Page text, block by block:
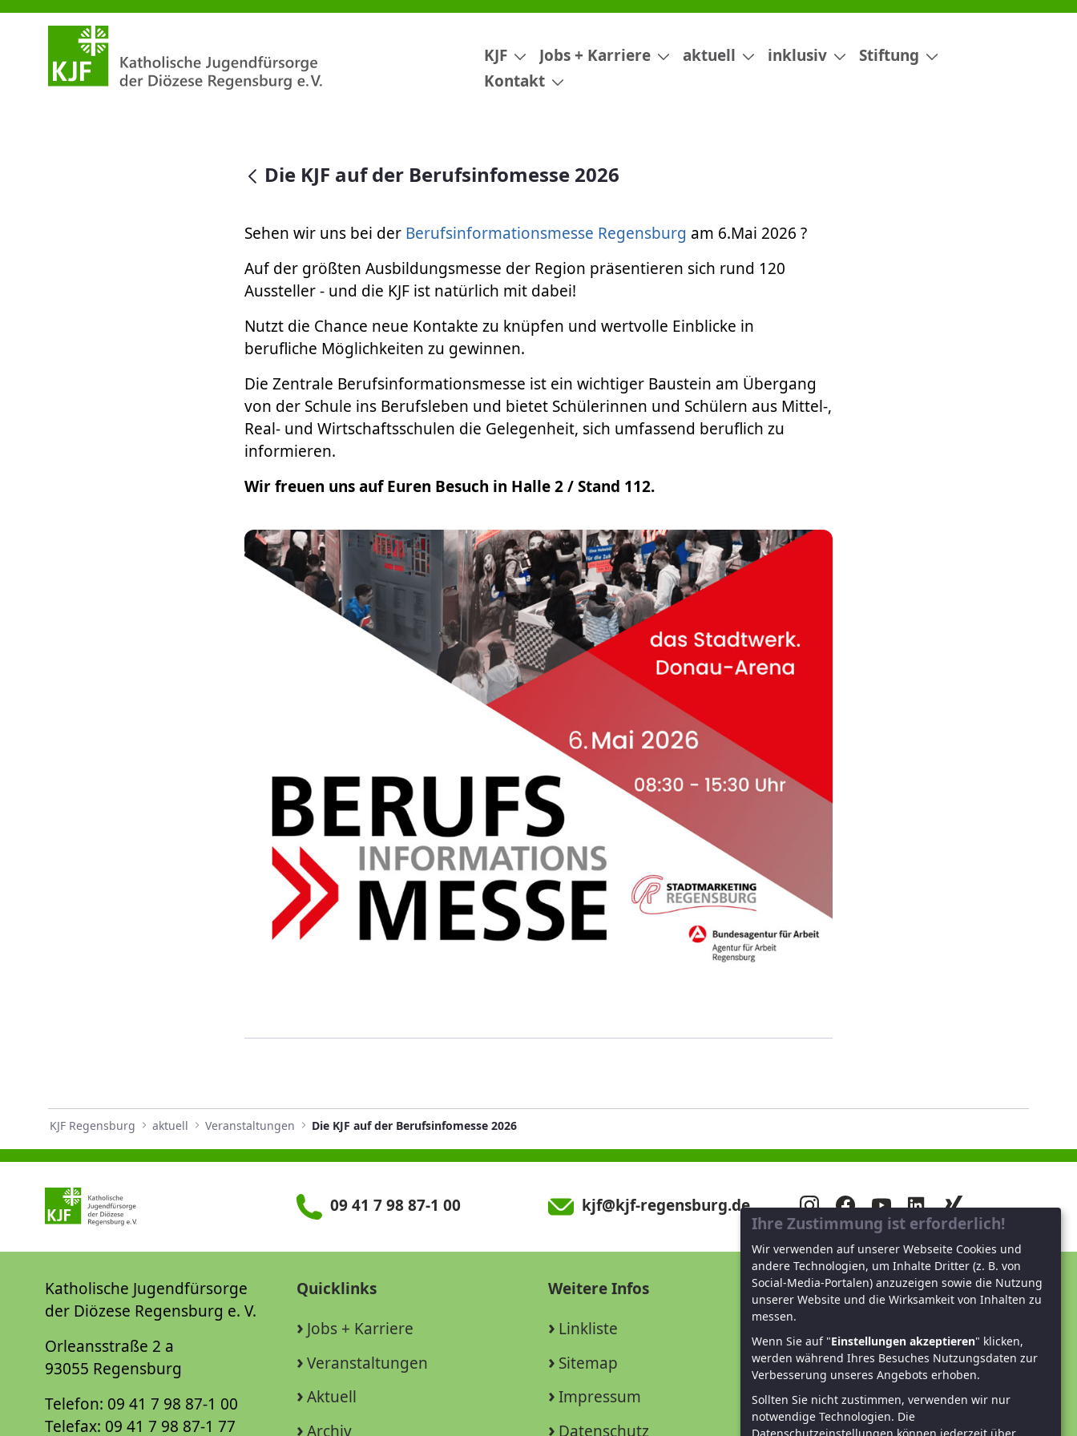
Die KJF auf der Berufsinfomesse 2026
KJF Jobs + Karriere aktuell inklusiv
Stiftung
Kontakt
null
Die KJF auf der Berufsinfomesse 2026
Sehen wir uns bei der Berufsinformationsmesse Regensburg am 6.Mai 2026 ?
Auf der größten Ausbildungsmesse der Region präsentieren sich rund 120
Aussteller - und die KJF ist natürlich mit dabei!
Nutzt die Chance neue Kontakte zu knüpfen und wertvolle Einblicke in
berufliche Möglichkeiten zu gewinnen.
Die Zentrale Berufsinformationsmesse ist ein wichtiger Baustein am Übergang
von der Schule ins Berufsleben und bietet Schülerinnen und Schülern aus Mittel-,
Real- und Wirtschaftsschulen die Gelegenheit, sich umfassend beruflich zu
informieren.
Wir freuen uns auf Euren Besuch in Halle 2 / Stand 112.
KJF Regensburg aktuell Veranstaltungen Die KJF auf der Berufsinfomesse 2026
09 41 7 98 87-1 00 kjf@kjf-regensburg.de
Katholische Jugendfürsorge
der Diözese Regensburg e. V.
Orleansstraße 2 a
93055 Regensburg
Telefon: 09 41 7 98 87-1 00
Telefax: 09 41 7 98 87-1 77
Quicklinks
Jobs + Karriere
Veranstaltungen
Aktuell
Archiv
Weitere Infos
Linkliste
Sitemap
Impressum
Datenschutz
Unterstützen Sie uns!
Spenden und helfen
Ihre Zustimmung ist erforderlich!
Wir verwenden auf unserer Webseite Cookies und
andere Technologien, um Inhalte Dritter (z. B. von
Social-Media-Portalen) anzuzeigen sowie die Nutzung
unserer Website und die Wirksamkeit von Inhalten zu
messen.
Wenn Sie auf "Einstellungen akzeptieren" klicken,
werden während Ihres Besuches Nutzungsdaten zur
Verbesserung unseres Angebots erhoben.
Sollten Sie nicht zustimmen, verwenden wir nur
notwendige Technologien. Die